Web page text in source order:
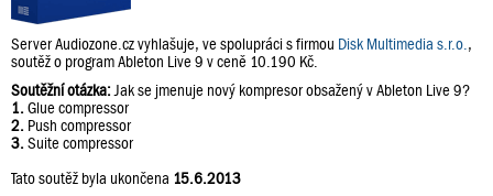
Server Audiozone.cz vyhlašuje, ve spolupráci s firmou Disk Multimedia s.r.o. ,
soutěž o program Ableton Live 9 v ceně 10.190 Kč.
Soutěžní otázka: Jak se jmenuje nový kompresor obsažený v Ableton Live 9?
1. Glue compressor
2. Push compressor
3. Suite compressor
Tato soutěž byla ukončena 15.6.2013